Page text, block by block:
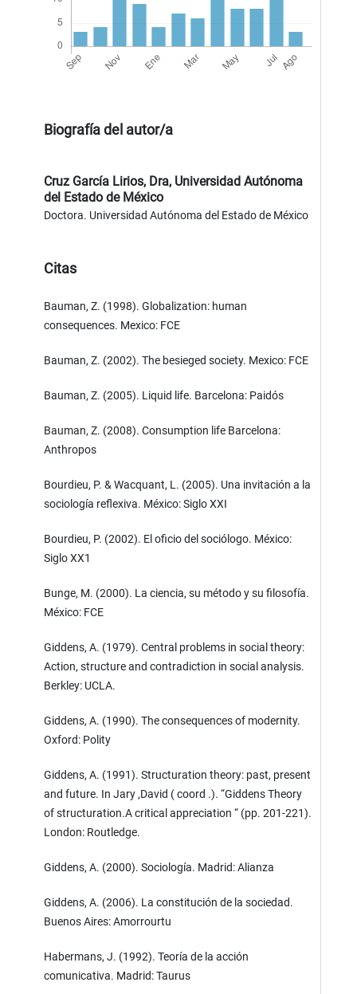
Biografía del autor/a
Cruz García Lirios, Dra, Universidad Autónoma
del Estado de México
Doctora. Universidad Autónoma del Estado de México
Citas
Bauman, Z. (1998). Globalization: human
consequences. Mexico: FCE
Bauman, Z. (2002). The besieged society. Mexico: FCE
Bauman, Z. (2005). Liquid life. Barcelona: Paidós
Bauman, Z. (2008). Consumption life Barcelona:
Anthropos
Bourdieu, P. & Wacquant, L. (2005). Una invitación a la
sociología reflexiva. México: Siglo XXI
Bourdieu, P. (2002). El oficio del sociólogo. México:
Siglo XX1
Bunge, M. (2000). La ciencia, su método y su filosofía.
México: FCE
Giddens, A. (1979). Central problems in social theory:
Action, structure and contradiction in social analysis.
Berkley: UCLA.
Giddens, A. (1990). The consequences of modernity.
Oxford: Polity
Giddens, A. (1991). Structuration theory: past, present
and future. In Jary ,David ( coord .). “Giddens Theory
of structuration.A critical appreciation “ (pp. 201-221).
London: Routledge.
Giddens, A. (2000). Sociología. Madrid: Alianza
Giddens, A. (2006). La constitución de la sociedad.
Buenos Aires: Amorrourtu
Habermans, J. (1992). Teoría de la acción
comunicativa. Madrid: Taurus